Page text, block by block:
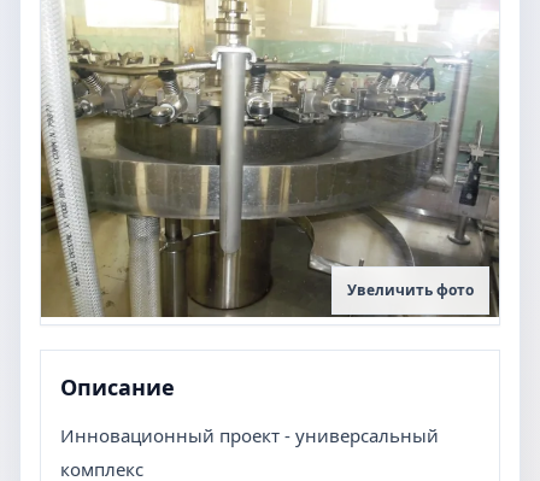
Увеличить фото
Описание
Инновационный проект - универсальный
комплекс